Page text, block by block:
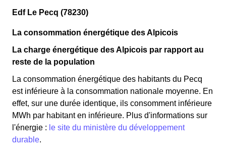
Edf Le Pecq (78230)
La consommation énergétique des Alpicois
La charge énergétique des Alpicois par rapport au
reste de la population
La consommation énergétique des habitants du Pecq
est inférieure à la consommation nationale moyenne. En
effet, sur une durée identique, ils consomment inférieure
MWh par habitant en inférieure. Plus d'informations sur
l'énergie : le site du ministère du développement
durable.